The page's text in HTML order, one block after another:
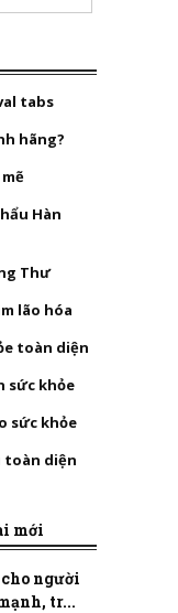
tabs
hãng?
Hàn
Thư
lão hóa
toàn diện
sức khỏe
sức khỏe
toàn diện
mới
người
tr...